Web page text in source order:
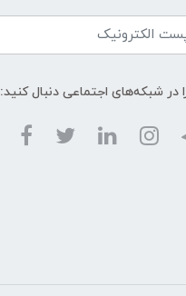
در شبکه‌های اجتماعی دنبال کنید: